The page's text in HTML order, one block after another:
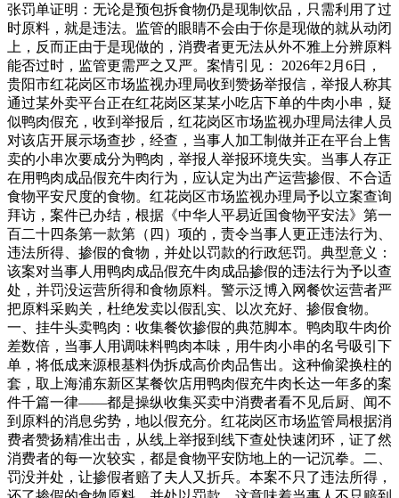
张罚单证明：无论是预包拆食物仍是现制饮品，只需利用了过
时原料，就是违法。监管的眼睛不会由于你是现做的就从动闭
上，反而正由于是现做的，消费者更无法从外不雅上分辨原料
能否过时，监管更需严之又严。案情引见： 2026年2月6日，
贵阳市红花岗区市场监视办理局收到赞扬举报信，举报人称其
通过某外卖平台正在红花岗区某某小吃店下单的牛肉小串，疑
似鸭肉假充，收到举报后，红花岗区市场监视办理局法律人员
对该店开展示场查抄，经查，当事人加工制做并正在平台上售
卖的小串次要成分为鸭肉，举报人举报环境失实。当事人存正
在用鸭肉成品假充牛肉行为，应认定为出产运营掺假、不合适
食物平安尺度的食物。红花岗区市场监视办理局予以立案查询
拜访，案件已办结，根据《中华人平易近国食物平安法》第一
百二十四条第一款第（四）项的，责令当事人更正违法行为、
违法所得、掺假的食物，并处以罚款的行政惩罚。典型意义：
该案对当事人用鸭肉成品假充牛肉成品掺假的违法行为予以查
处，并罚没运营所得和食物原料。警示泛博入网餐饮运营者严
把原料采购关，杜绝发卖以假乱实、以次充好、掺假食物。
一、挂牛头卖鸭肉：收集餐饮掺假的典范脚本。鸭肉取牛肉价
差数倍，当事人用调味料鸭肉本味，用牛肉小串的名号吸引下
单，将低成来源根基料伪拆成高价肉品售出。这种偷梁换柱的
套，取上海浦东新区某餐饮店用鸭肉假充牛肉长达一年多的案
件千篇一律——都是操纵收集买卖中消费者看不见后厨、闻不
到原料的消息劣势，地以假充分。红花岗区市场监管局根据消
费者赞扬精准出击，从线上举报到线下查处快速闭环，证了然
消费者的每一次较实，都是食物平安防地上的一记沉拳。二、
罚没并处，让掺假者赔了夫人又折兵。本案不只了违法所得，